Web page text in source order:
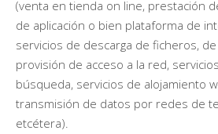
(venta en tienda on line, prestación
de aplicación o bien plataforma de
servicios de descarga de ficheros,
provisión de acceso a la red,
búsqueda, servicios de alojamiento
transmisión de datos por redes de
etcétera).